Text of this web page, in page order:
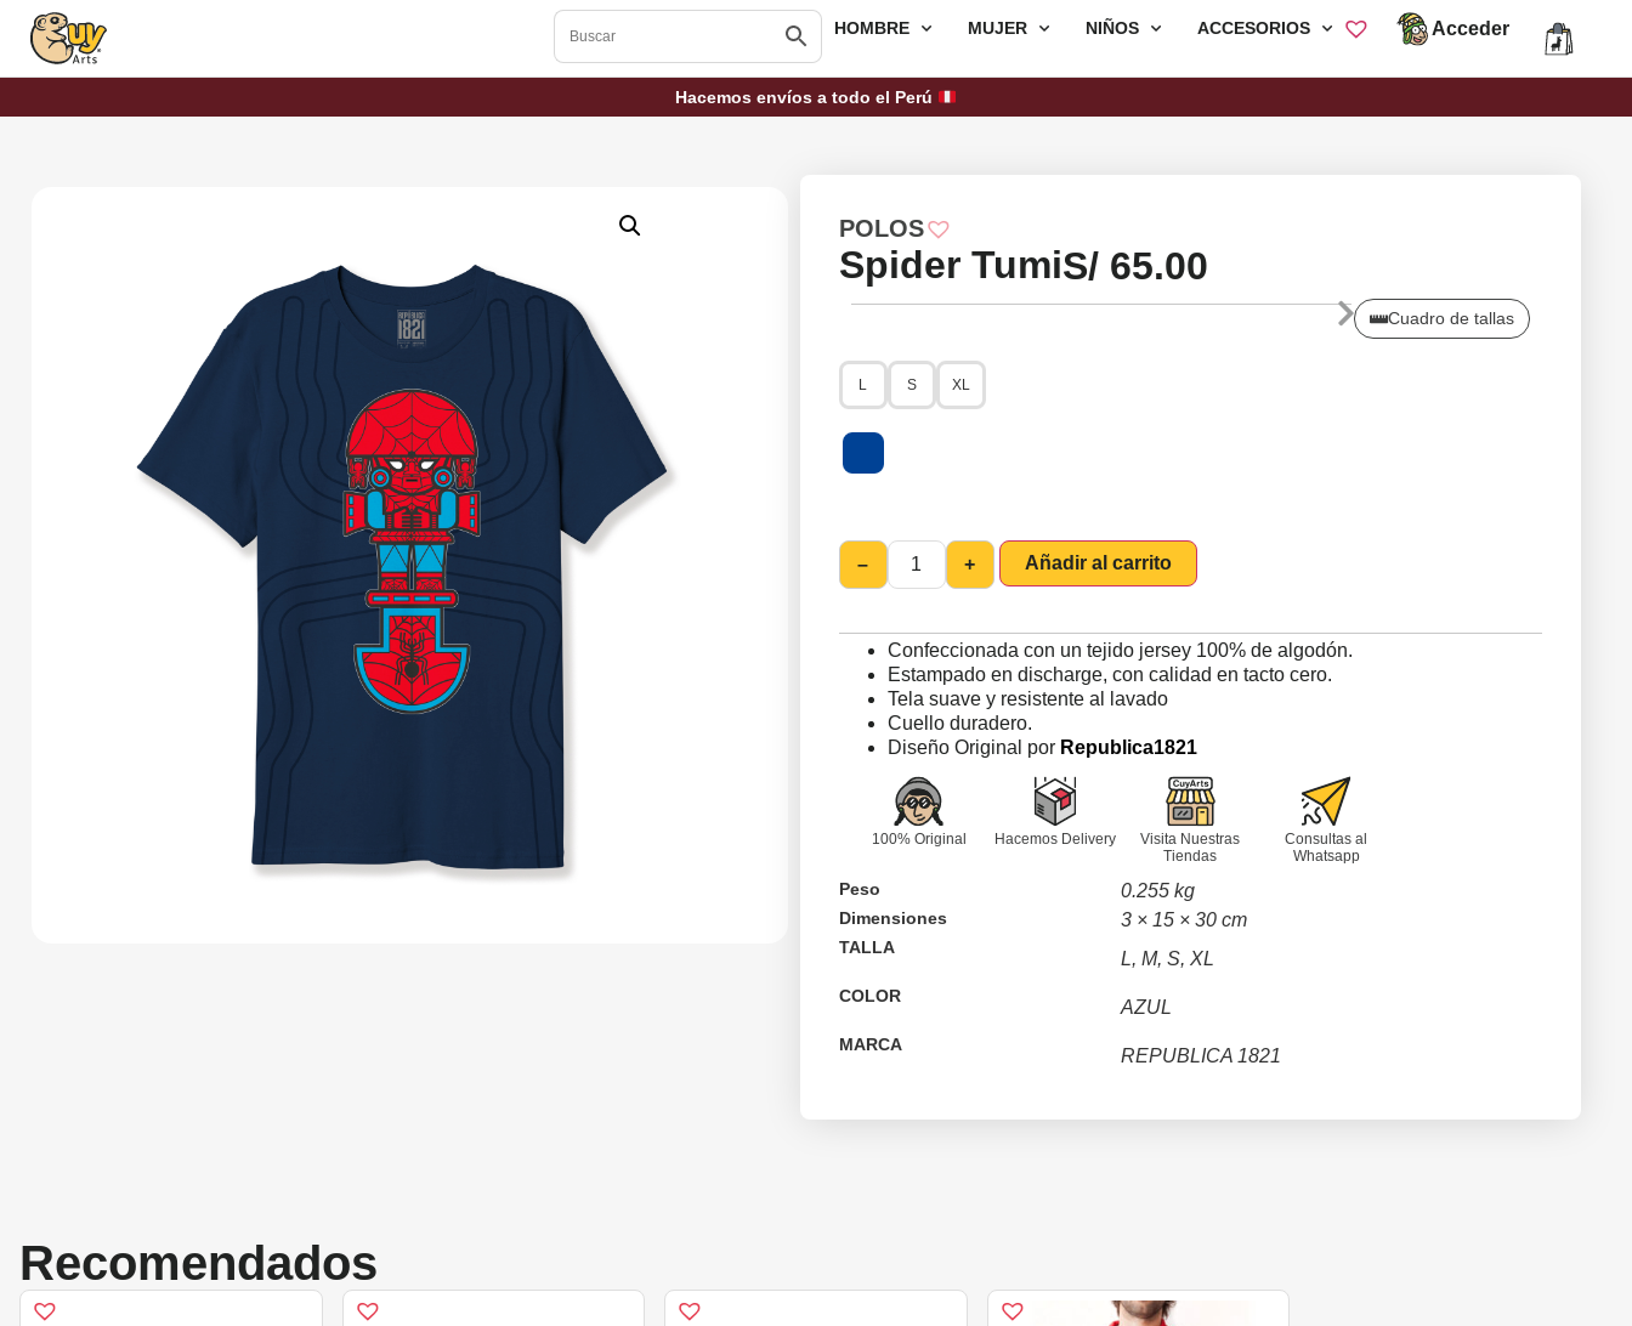
HOMBRE MUJER NIÑOS ACCESORIOS Acceder
Hacemos envíos a todo el Perú
POLOS
Spider TumiS/65.00
Cuadro de tallas
L S XL
– + Añadir al carrito
Confeccionada con un tejido jersey 100% de algodón.
Estampado en discharge, con calidad en tacto cero.
Tela suave y resistente al lavado
Cuello duradero.
Diseño Original por Republica1821
100% Original Hacemos Delivery
Visita Nuestras
Tiendas
Consultas al
Whatsapp
Peso 0.255 kg
Dimensiones 3 × 15 × 30 cm
TALLA
L, M, S, XL
COLOR
AZUL
MARCA
REPUBLICA 1821
Recomendados